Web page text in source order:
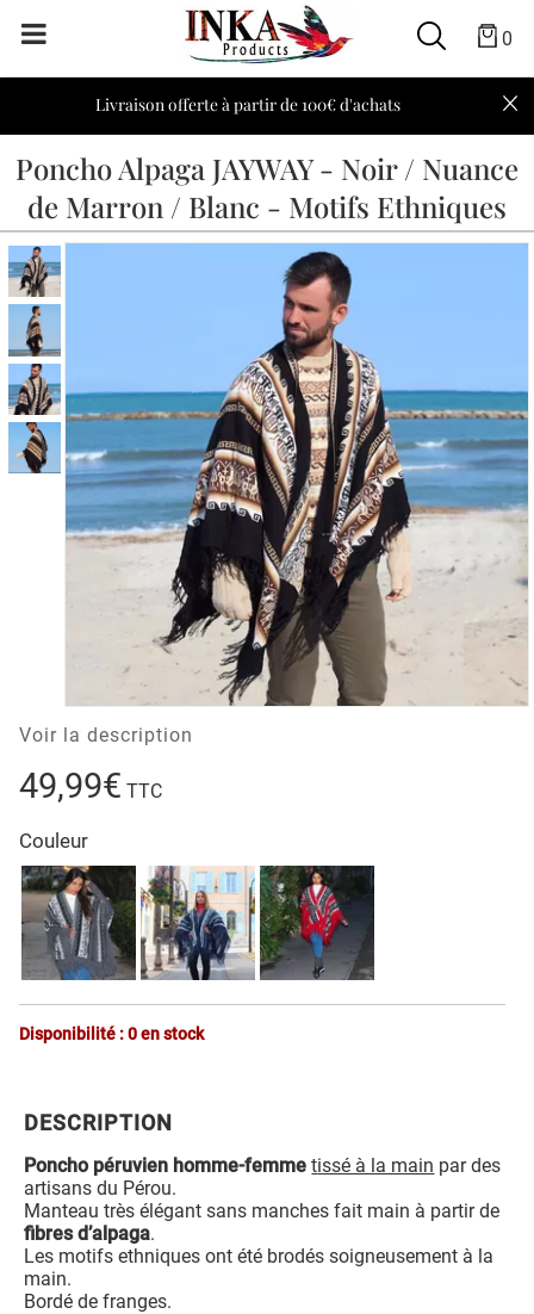
0
Livraison offerte à partir de 100€ d'achats
Poncho Alpaga JAYWAY - Noir / Nuance
de Marron / Blanc - Motifs Ethniques
Voir la description
49,99€ TTC
Couleur
Disponibilité : 0 en stock
DESCRIPTION
Poncho péruvien homme-femmetissé à la main par des
artisans du Pérou.
Manteau très élégant sans manches fait main à partir de
fibres d’alpaga.
Les motifs ethniques ont été brodés soigneusement à la
main.
Bordé de franges.